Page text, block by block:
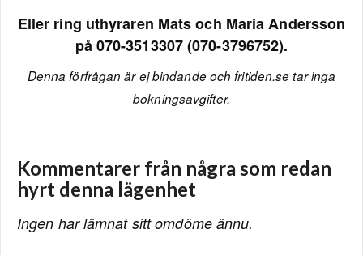
Eller ring uthyraren Mats och Maria Andersson
på 070-3513307 (070-3796752).
Denna förfrågan är ej bindande och fritiden.se tar inga
bokningsavgifter.
Kommentarer från några som redan
hyrt denna lägenhet
Ingen har lämnat sitt omdöme ännu.